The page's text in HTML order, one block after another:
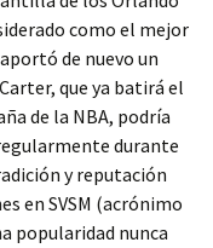
como el mejor
de nuevo un
que ya batirá el
de la NBA, podría
durante
y reputación
en SVSM (acrónimo
popularidad nunca